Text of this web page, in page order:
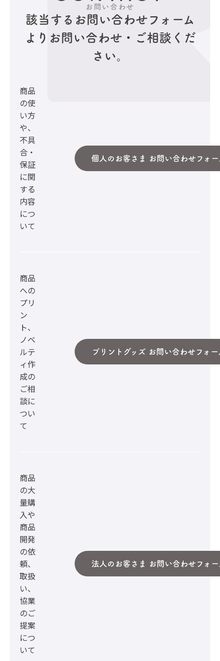
お問い合わせ
該当するお問い合わせフォーム
より お問い合わせ・ご相談くだ
さい。
商品
の使
い方
や、
不具
合・
保証
に関
する
内容
につ
いて
個人のお客さま お問い合わせフォー
商品
への
プリ
ン
ト、
ノベ
ルテ
ィ作
成の
ご相
談に
つい
て
プリントグッズ お問い合わせフォー
商品
の大
量購
入や
商品
開発
の依
頼、
取扱
い、
協業
のご
提案
につ
いて
法人のお客さま お問い合わせフォー